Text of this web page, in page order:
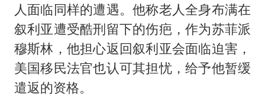
人面临同样的遭遇。他称老人全身布满在
叙利亚遭受酷刑留下的伤疤，作为苏菲派
穆斯林，他担心返回叙利亚会面临迫害，
美国移民法官也认可其担忧，给予他暂缓
遣返的资格。